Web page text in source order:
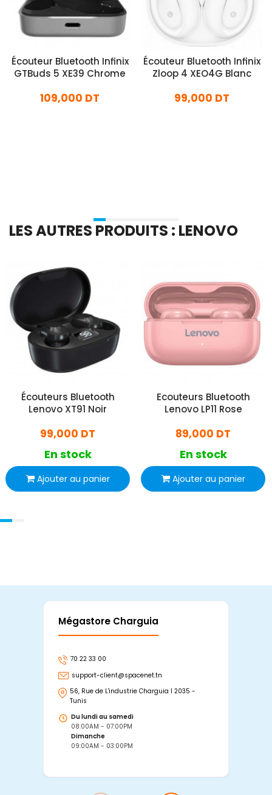
Écouteur Bluetooth Infinix
GTBuds 5 XE39 Chrome
109,000 DT
Écouteur Bluetooth Infinix
Zloop 4 XEO4G Blanc
99,000 DT
LES AUTRES PRODUITS : LENOVO
Écouteurs Bluetooth
Lenovo XT91 Noir
99,000 DT
En stock
Ajouter au panier
Ecouteurs Bluetooth
Lenovo LP11 Rose
89,000 DT
En stock
Ajouter au panier
Mégastore Charguia
70 22 33 00
support-client@spacenet.tn
56, Rue de L'industrie Charguia I 2035 -
Tunis
Du lundi au samedi
08:00AM - 07:00PM
Dimanche
09:00AM - 03:00PM